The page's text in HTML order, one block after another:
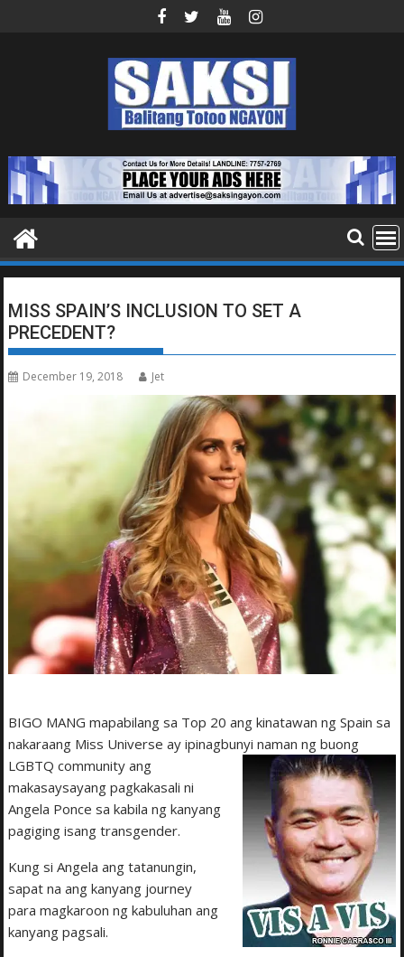
MISS SPAIN’S INCLUSION TO SET A
PRECEDENT?
December 19, 2018 Jet
BIGO MANG mapabilang sa Top 20 ang kinatawan ng Spain sa
nakaraang Miss Universe ay ipinagbunyi naman ng buong
LGBTQ community ang
makasaysayang pagkakasali ni
Angela Ponce sa kabila ng kanyang
pagiging isang transgender.
Kung si Angela ang tatanungin,
sapat na ang kanyang journey
para magkaroon ng kabuluhan ang
kanyang pagsali.